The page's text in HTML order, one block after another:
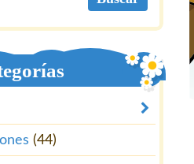
(44)